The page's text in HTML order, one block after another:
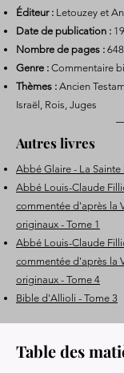
Éditeur : Letouzey et
Date de publication :
Nombre de pages : 648
Genre : Commentaire
Thèmes : Ancien
Israël, Rois, Juges
Autres livres
Abbé Glaire - La
Abbé Louis-Claude
commentée d'après la
originaux - Tome 1
Abbé Louis-Claude
commentée d'après la
originaux - Tome 4
Bible d'Allioli - Tome 3
Table des